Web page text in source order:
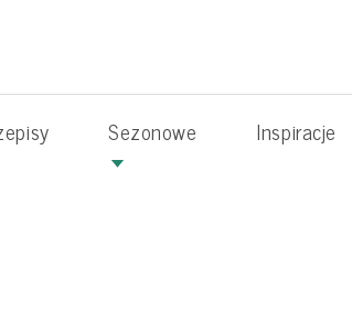
Sezonowe Inspiracje